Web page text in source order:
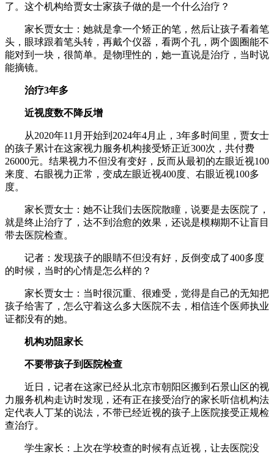
了。这个机构给贾女士家孩子做的是一个什么治疗？
家长贾女士：她就是拿一个矫正的笔，然后让孩子看着笔
头，眼球跟着笔头转，再戴个仪器，看两个孔，两个圆圈能不
能对到一块，很简单。是物理性的，她一直说是治疗，当时说
能摘镜。
治疗3年多
近视度数不降反增
从2020年11月开始到2024年4月止，3年多时间里，贾女士
的孩子累计在这家视力服务机构接受矫正近300次，共付费
26000元。结果视力不但没有变好，反而从最初的左眼近视100
来度、右眼视力正常，变成左眼近视400度、右眼近视100多
度。
家长贾女士：她不让我们去医院散瞳，说要是去医院了，
就是终止治疗了，达不到治愈的效果，还说是模糊期不让盲目
带去医院检查。
记者：发现孩子的眼睛不但没有好，反倒变成了400多度
的时候，当时的心情是怎么样的？
家长贾女士：当时很沉重、很难受，觉得是自己的无知把
孩子给害了，怎么守着这么多大医院不去，相信连个医师执业
证都没有的她。
机构劝阻家长
不要带孩子到医院检查
近日，记者在这家已经从北京市朝阳区搬到石景山区的视
力服务机构走访时发现，还有正在接受治疗的家长听信机构法
定代表人丁某的说法，不带已经近视的孩子上医院接受正规检
查治疗。
学生家长：上次在学校查的时候有点近视，让去医院没